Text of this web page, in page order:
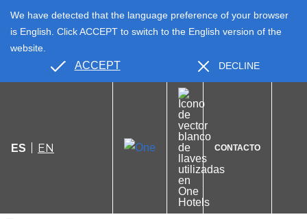
ES EN CONTACTO
We have detected that the language preference of your browser
is English. Click ACCEPT to switch to the English version of the
website.
ACCEPT DECLINE
Preguntas Frecuentes